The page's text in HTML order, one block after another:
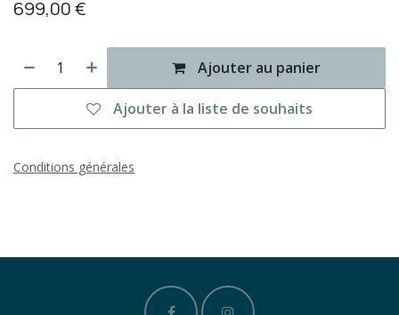
699,00€
Ajouter au panier
Ajouter à la liste de souhaits
Conditions générales